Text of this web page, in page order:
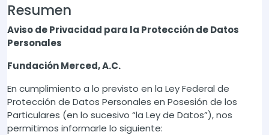
Resumen
Aviso de Privacidad para la Protección de Datos
Personales
Fundación Merced, A.C.
En cumplimiento a lo previsto en la Ley Federal de
Protección de Datos Personales en Posesión de los
Particulares (en lo sucesivo “la Ley de Datos”), nos
permitimos informarle lo siguiente: